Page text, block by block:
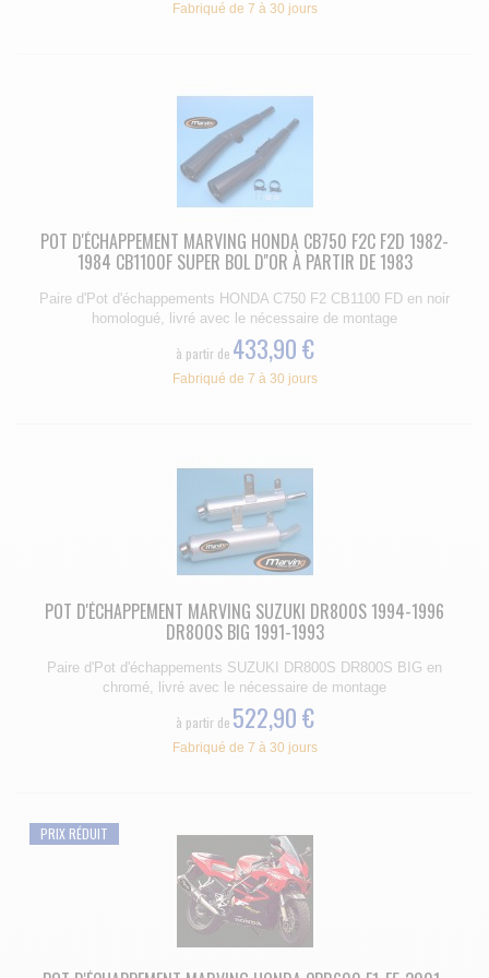
Fabriqué de 7 à 30 jours
POT D'ÉCHAPPEMENT MARVING HONDA CB750 F2C F2D 1982-
1984 CB1100F SUPER BOL D''OR À PARTIR DE 1983
Paire d'Pot d'échappements HONDA C750 F2 CB1100 FD en noir
homologué, livré avec le nécessaire de montage
à partir de 433,90 €
Fabriqué de 7 à 30 jours
POT D'ÉCHAPPEMENT MARVING SUZUKI DR800S 1994-1996
DR800S BIG 1991-1993
Paire d'Pot d'échappements SUZUKI DR800S DR800S BIG en
chromé, livré avec le nécessaire de montage
à partir de 522,90 €
Fabriqué de 7 à 30 jours
PRIX RÉDUIT